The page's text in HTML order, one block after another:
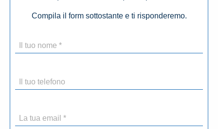
Compila il form sottostante e ti risponderemo.